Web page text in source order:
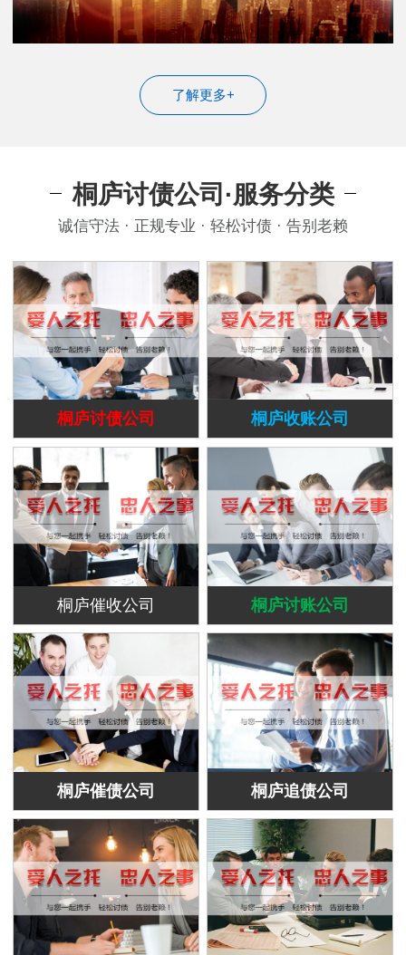
了解更多+
桐庐讨债公司·服务分类
诚信守法 · 正规专业 · 轻松讨债 · 告别老赖
桐庐讨债公司 桐庐收账公司
桐庐催收公司 桐庐讨账公司
桐庐催债公司 桐庐追债公司